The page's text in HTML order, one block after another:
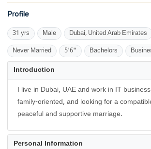
Profile
31 yrs Male Dubai, United Arab Emirates
Never Married 5'6" Bachelors
Introduction
I live in Dubai, UAE and work in IT
family-oriented, and looking for a
peaceful and supportive marriage.
Personal Information